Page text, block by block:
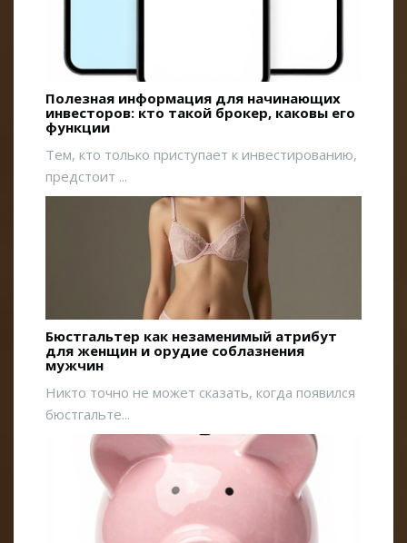
Полезная информация для начинающих
инвесторов: кто такой брокер, каковы его
функции
Тем, кто только приступает к инвестированию,
предстоит ...
Бюстгальтер как незаменимый атрибут
для женщин и орудие соблазнения
мужчин
Никто точно не может сказать, когда появился
бюстгальте...